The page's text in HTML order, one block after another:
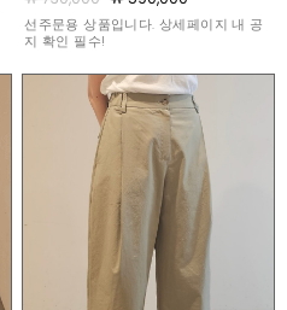
선주문용 상품입니다. 상세페이지 내 공
지 확인 필수!